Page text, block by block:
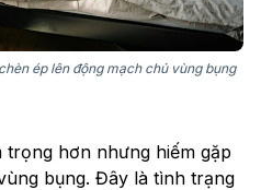
ép lên động mạch chủ vùng bụng
hơn nhưng hiếm gặp
bụng. Đây là tình trạng